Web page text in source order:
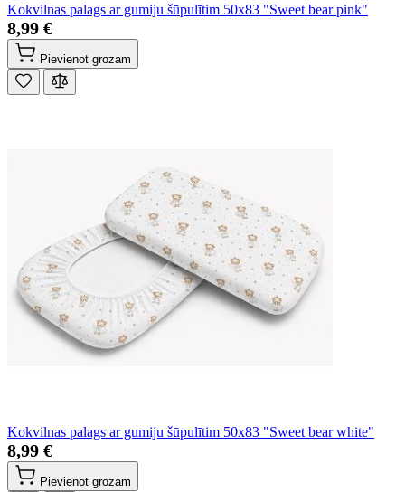
Kokvilnas palags ar gumiju šūpulītim 50x83 "Sweet bear pink"
8,99 €
Pievienot grozam
Kokvilnas palags ar gumiju šūpulītim 50x83 "Sweet bear white"
8,99 €
Pievienot grozam